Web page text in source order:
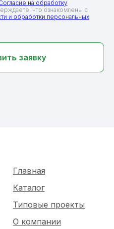
на обработку
что ознакомлены с
и обработки персональных
заявку
Главная
Каталог
Типовые проекты
О компании